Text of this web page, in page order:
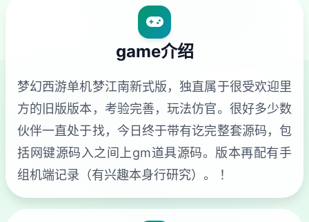
game介绍
梦幻西游单机梦江南新式版，独直属于很受欢迎里
方的旧版版本，考验完善，玩法仿官。很好多少数
伙伴一直处于找，今日终于带有讫完整套源码，包
括网键源码入之间上gm道具源码。版本再配有手
组机端记录（有兴趣本身行研究）。 ！